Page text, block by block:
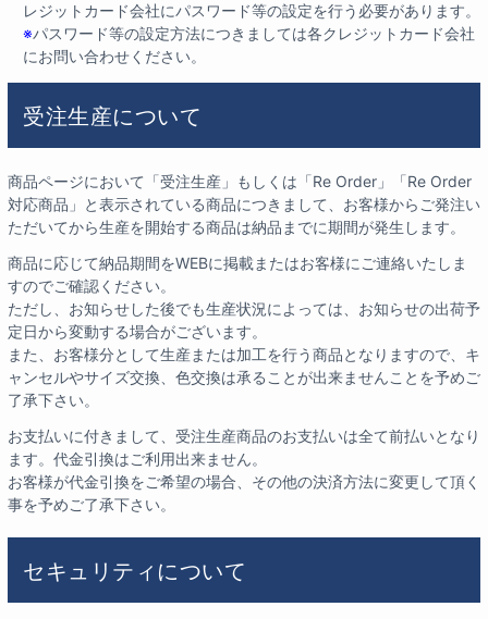
レジットカード会社にパスワード等の設定を行う必要があります。
※パスワード等の設定方法につきましては各クレジットカード会社
にお問い合わせください。
受注生産について
商品ページにおいて「受注生産」もしくは「Re Order」「Re Order
対応商品」と表示されている商品につきまして、お客様からご発注い
ただいてから生産を開始する商品は納品までに期間が発生します。
商品に応じて納品期間をWEBに掲載またはお客様にご連絡いたしま
すのでご確認ください。
ただし、お知らせした後でも生産状況によっては、お知らせの出荷予
定日から変動する場合がございます。
また、お客様分として生産または加工を行う商品となりますので、キ
ャンセルやサイズ交換、色交換は承ることが出来ませんことを予めご
了承下さい。
お支払いに付きまして、受注生産商品のお支払いは全て前払いとなり
ます。代金引換はご利用出来ません。
お客様が代金引換をご希望の場合、その他の決済方法に変更して頂く
事を予めご了承下さい。
セキュリティについて